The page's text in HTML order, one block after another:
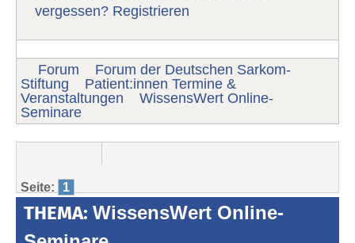
vergessen? Registrieren
Forum
Forum der Deutschen Sarkom-
Stiftung
Patient:innen Termine &
Veranstaltungen
WissensWert Online-
Seminare
Seite: 1
THEMA: WissensWert Online-